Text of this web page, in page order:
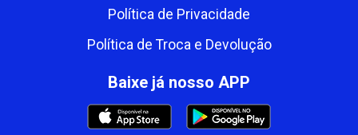
Política de Privacidade
Política de Troca e Devolução
Baixe já nosso APP